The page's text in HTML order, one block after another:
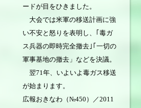
ードが目をひきました。
大会では米軍の移送計画に強
い不安と怒りを表明し、｢毒ガ
ス兵器の即時完全撤去｣｢一切の
軍事基地の撤去」などを決議。
翌71年、いよいよ毒ガス移送
が始まります。
広報おきなわ（№450）／2011